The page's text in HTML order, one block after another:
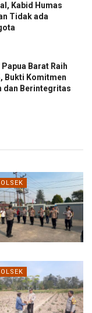
Kabid Humas
Tidak ada
Barat Raih
Bukti Komitmen
dan Berintegritas